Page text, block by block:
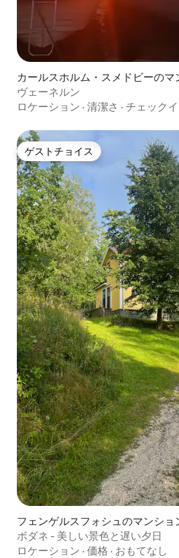
カールスホルム・スメドビーのマ
パート
ヴェーネルン
ロケーション · 清潔さ · チェック
ゲストチョイス
ゲストチョイス
フェンゲルスフォシュのマンショ
ボダネ - 美しい景色と遅い夕日
ロケーション · 価格 · おもてなし